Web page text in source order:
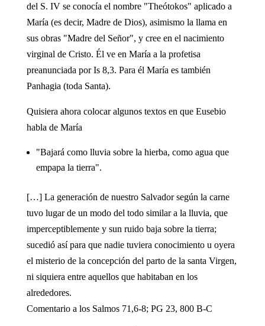
del S. IV se conocía el nombre "Theótokos" aplicado a
María (es decir, Madre de Dios), asimismo la llama en
sus obras "Madre del Señor", y cree en el nacimiento
virginal de Cristo. Él ve en María a la profetisa
preanunciada por Is 8,3. Para él María es también
Panhagia (toda Santa).
Quisiera ahora colocar algunos textos en que Eusebio
habla de María
"Bajará como lluvia sobre la hierba, como agua que
empapa la tierra".
[…] La generación de nuestro Salvador según la carne
tuvo lugar de un modo del todo similar a la lluvia, que
imperceptiblemente y sun ruido baja sobre la tierra;
sucedió así para que nadie tuviera conocimiento u oyera
el misterio de la concepción del parto de la santa Virgen,
ni siquiera entre aquellos que habitaban en los
alrededores.
Comentario a los Salmos 71,6-8; PG 23, 800 B-C